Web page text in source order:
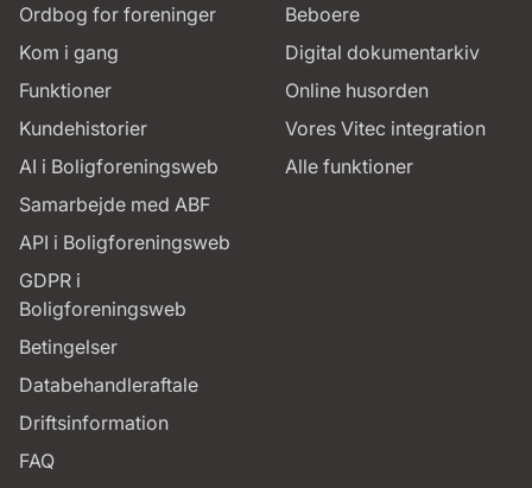
Ordbog for foreninger
Kom i gang
Funktioner
Kundehistorier
AI i Boligforeningsweb
Samarbejde med ABF
API i Boligforeningsweb
GDPR i
Boligforeningsweb
Betingelser
Databehandleraftale
Driftsinformation
FAQ
Beboere
Digital dokumentarkiv
Online husorden
Vores Vitec integration
Alle funktioner